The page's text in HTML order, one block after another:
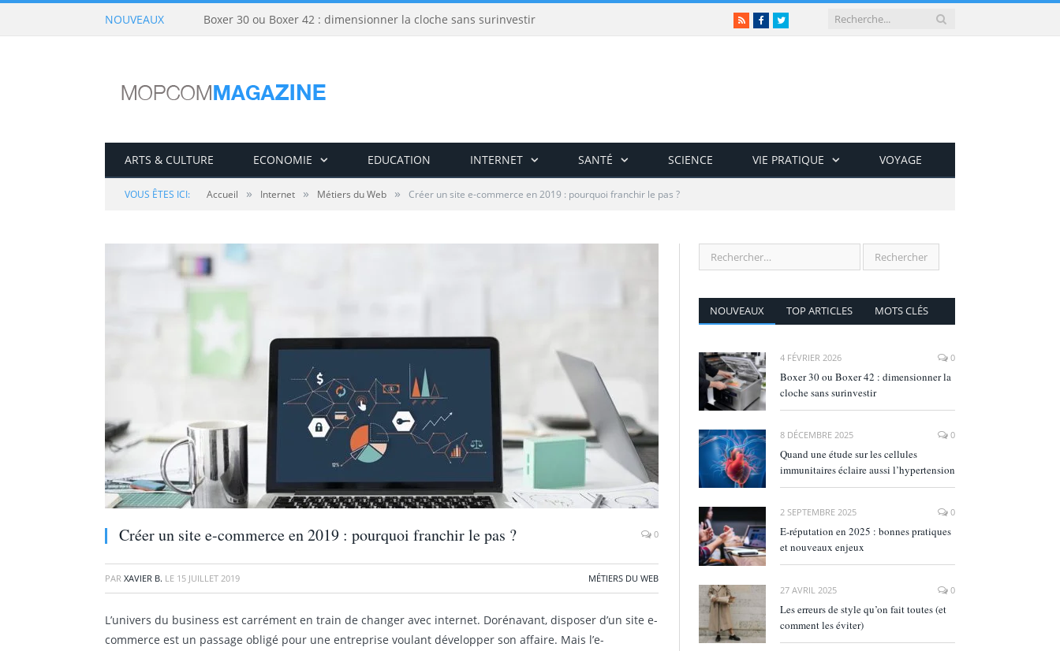
NOUVEAUX Boxer 30 ou Boxer 42 : dimensionner la cloche sans surinvestir RSSFacebookTwitter
ARTS & CULTURE ECONOMIE EDUCATION INTERNET SANTÉ SCIENCE VIE PRATIQUE VOYAGE
VOUS ÊTES ICI: Accueil » Internet » Métiers du Web » Créer un site e-commerce en 2019 : pourquoi franchir le pas ?
Créer un site e-commerce en 2019 : pourquoi franchir le pas ? 0
PAR XAVIER B. LE 15 JUILLET 2019 MÉTIERS DU WEB
L’univers du business est carrément en train de changer avec internet. Dorénavant, disposer d’un site e-
commerce est un passage obligé pour une entreprise voulant développer son affaire. Mais l’e-
NOUVEAUX TOP ARTICLES MOTS CLÉS
4 FÉVRIER 2026 0
Boxer 30 ou Boxer 42 : dimensionner la
cloche sans surinvestir
8 DÉCEMBRE 2025 0
Quand une étude sur les cellules
immunitaires éclaire aussi l’hypertension
2 SEPTEMBRE 2025 0
E‑réputation en 2025 : bonnes pratiques
et nouveaux enjeux
27 AVRIL 2025 0
Les erreurs de style qu’on fait toutes (et
comment les éviter)